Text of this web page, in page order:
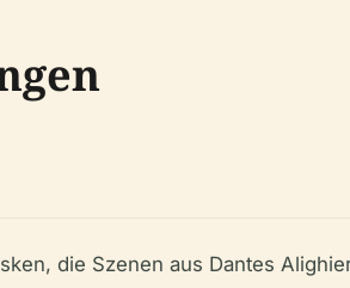
die Szenen aus Dantes